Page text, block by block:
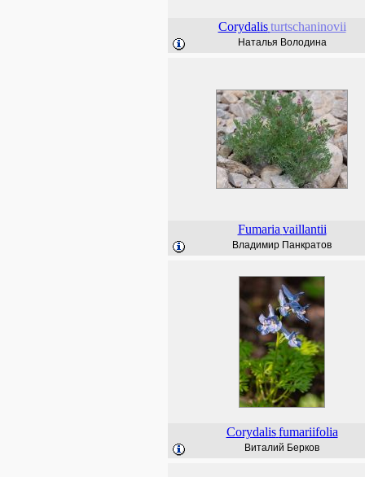
Corydalis turtschaninovii
Наталья Володина
Fumaria vaillantii
Владимир Панкратов
Corydalis fumariifolia
Виталий Берков